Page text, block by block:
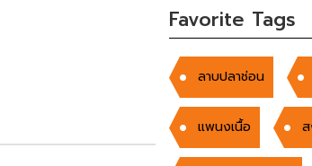
Favorite Tags
ลาบปลาช่อน
แพนงเนื้อ